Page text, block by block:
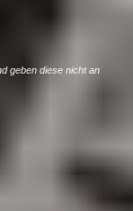
geben diese nicht an